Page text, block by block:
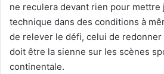
ne reculera devant rien pour
technique dans des conditions à
de relever le défi, celui de redonner
doit être la sienne sur les scènes
continentale.